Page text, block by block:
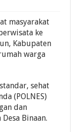
masyarakat
ke
Kabupaten
warga
sehat
(POLNES)
dan
Binaan.